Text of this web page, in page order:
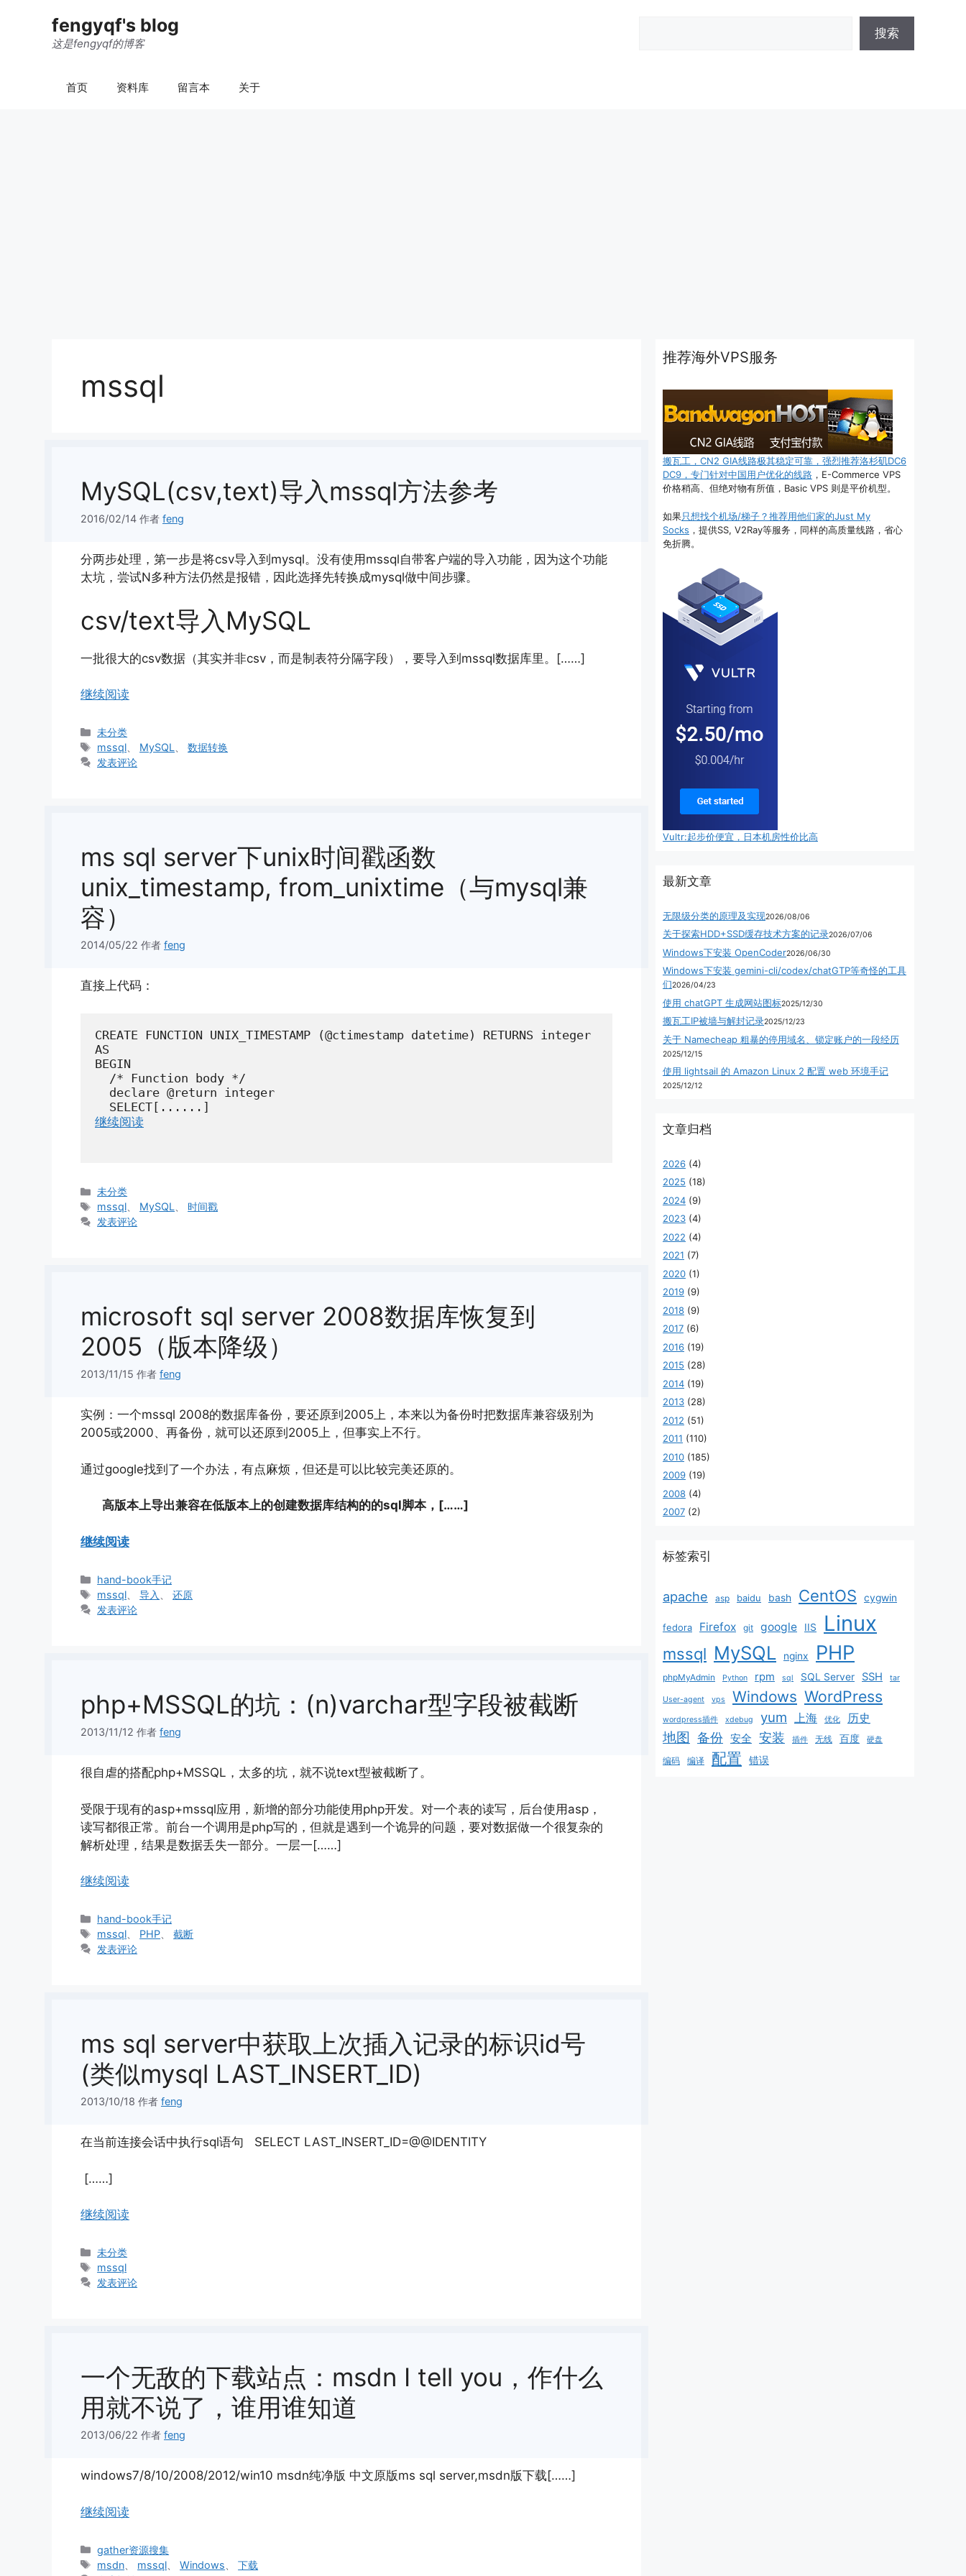
fengyqf's blog
这是fengyqf的博客
搜索
首页 资料库 留言本 关于
mssql
MySQL(csv,text)导入mssql方法参考
2016/02/14 作者 feng
分两步处理，第一步是将csv导入到mysql。没有使用mssql自带客户端的导入功能，因为这个功能
太坑，尝试N多种方法仍然是报错，因此选择先转换成mysql做中间步骤。
csv/text导入MySQL
一批很大的csv数据（其实并非csv，而是制表符分隔字段），要导入到mssql数据库里。[……]
继续阅读
分
类
未分类
标
签
mssql MySQL 、数据转换
发表评论
ms sql server下unix时间戳函数
unix_timestamp, from_unixtime（与mysql兼
容）
2014/05/22 作者 feng
直接上代码：
CREATE FUNCTION UNIX_TIMESTAMP (@ctimestamp datetime) RETURNS integer
AS
BEGIN
/* Function body */
declare @return integer
SELECT[......]
继续阅读
分
类
未分类
标
签
mssql MySQL
时间戳
发表评论
microsoft sql server 2008数据库恢复到
2005（版本降级）
2013/11/15 作者 feng
实例：一个mssql 2008的数据库备份，要还原到2005上，本来以为备份时把数据库兼容级别为
2005或2000、再备份，就可以还原到2005上，但事实上不行。
通过google找到了一个办法，有点麻烦，但还是可以比较完美还原的。
高版本上导出兼容在低版本上的创建数据库结构的的sql脚本，[……]
继续阅读
分
类
hand-book手记
标
签
mssql 、导入 、还原
发表评论
php+MSSQL的坑：(n)varchar型字段被截断
2013/11/12 作者 feng
很自虐的搭配php+MSSQL，太多的坑，就不说text型被截断了。
受限于现有的asp+mssql应用，新增的部分功能使用php开发。对一个表的读写，后台使用asp，
读写都很正常。前台一个调用是php写的，但就是遇到一个诡异的问题，要对数据做一个很复杂的
解析处理，结果是数据丢失一部分。一层一[……]
继续阅读
分
类
hand-book手记
标
签
mssql PHP 、截断
发表评论
ms sql server中获取上次插入记录的标识id号
(类似mysql LAST_INSERT_ID)
2013/10/18 作者 feng
在当前连接会话中执行sql语句 SELECT LAST_INSERT_ID=@@IDENTITY
[……]
继续阅读
分
类
未分类
标
签
mssql
发表评论
一个无敌的下载站点：msdn I tell you，作什么
用就不说了，谁用谁知道
2013/06/22 作者 feng
windows7/8/10/2008/2012/win10 msdn纯净版 中文原版ms sql server,msdn版下载[……]
继续阅读
分
类
gather资源搜集
标
msdn mssql 、Windows 、下载
推荐海外VPS服务
搬瓦工，CN2 GIA线路极其稳定可靠，强烈推荐洛杉矶DC6
DC9，专门针对中国用户优化的线路 ，E-Commerce VPS
价格稍高、但绝对物有所值，Basic VPS 则是平价机型。
如果只想找个机场/梯子？推荐用他们家的Just My
Socks ，提供SS, V2Ray等服务，同样的高质量线路，省心
免折腾。
Vultr:起步价便宜，日本机房性价比高
最新文章
无限级分类的原理及实现2026/08/06
关于探索HDD+SSD缓存技术方案的记录2026/07/06
Windows下安装 OpenCoder2026/06/30
Windows下安装 gemini-cli/codex/chatGTP等奇怪的工具
们2026/04/23
使用 chatGPT 生成网站图标2025/12/30
搬瓦工IP被墙与解封记录2025/12/23
关于 Namecheap 粗暴的停用域名、锁定账户的一段经历
2025/12/15
使用 lightsail 的 Amazon Linux 2 配置 web 环境手记
2025/12/12
文章归档
2026 (4)
2025 (18)
2024 (9)
2023 (4)
2022 (4)
2021 (7)
2020 (1)
2019 (9)
2018 (9)
2017 (6)
2016 (19)
2015 (28)
2014 (19)
2013 (28)
2012 (51)
2011 (110)
2010 (185)
2009 (19)
2008 (4)
2007 (2)
标签索引
apache asp baidu bash CentOS cygwin
fedora Firefox git google IIS Linux
mssql MySQL nginx PHP
phpMyAdmin Python rpm sql SQL Server SSH tar
User-agent vps Windows WordPress
wordpress插件 xdebug yum 上海 优化 历史
地图 备份 安全 安装 插件 无线 百度 硬盘
编码 编译 配置 错误